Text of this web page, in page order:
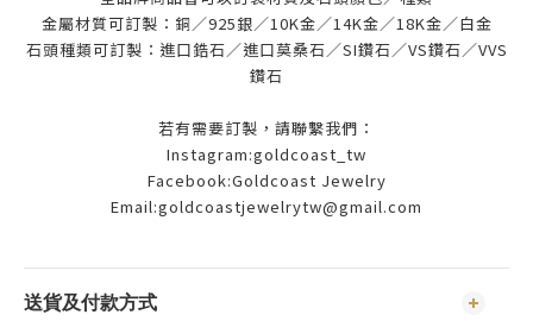
金屬材質可訂製：銅／925銀／10K金／14K金／18K金／白金
石頭種類可訂製：進口鋯石／進口莫桑石／SI鑽石／VS鑽石／VVS
鑽石
若有需要訂製，請聯繫我們：
Instagram:goldcoast_tw
Facebook:Goldcoast Jewelry
Email:goldcoastjewelrytw@gmail.com
送貨及付款方式